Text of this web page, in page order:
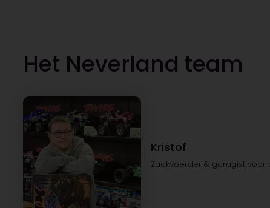
Het Neverland team
Kristof
Zaakvoerder & garagist